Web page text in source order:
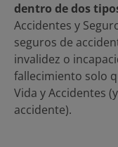
dentro de dos
Accidentes y
seguros de
invalidez o
fallecimiento solo
Vida y Accidentes
accidente).